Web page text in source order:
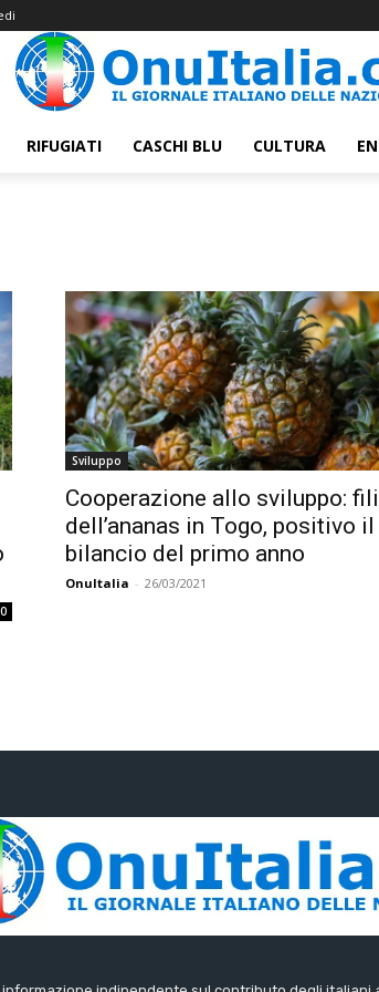
RIFUGIATI CASCHI BLU CULTURA
0
Sviluppo
Cooperazione allo sviluppo:
dell’ananas in Togo, positivo il
bilancio del primo anno
OnuItalia - 26/03/2021